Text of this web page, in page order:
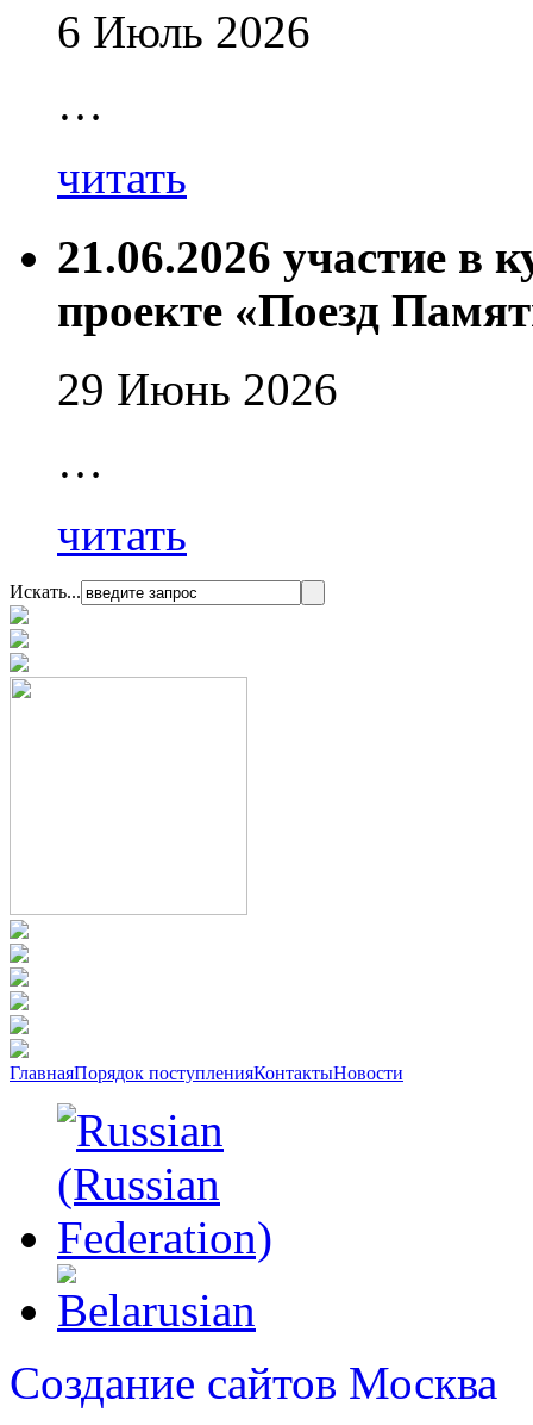
6 Июль 2026
…
читать
21.06.2026 участие в
проекте «Поезд
29 Июнь 2026
…
читать
Искать...
ГлавнаяПорядок поступленияКонтактыНовости
Создание сайтов Москва